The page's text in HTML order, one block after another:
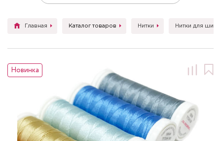
Главная Каталог товаров Нитки Нитки для
Новинка